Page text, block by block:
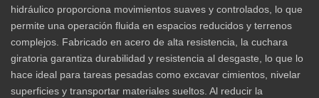
hidráulico proporciona movimientos suaves y controlados, lo que
permite una operación fluida en espacios reducidos y terrenos
complejos. Fabricado en acero de alta resistencia, la cuchara
giratoria garantiza durabilidad y resistencia al desgaste, lo que lo
hace ideal para tareas pesadas como excavar cimientos, nivelar
superficies y transportar materiales sueltos. Al reducir la